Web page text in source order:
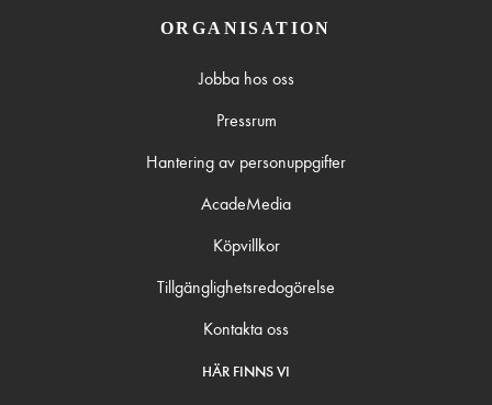
ORGANISATION
Jobba hos oss
Pressrum
Hantering av personuppgifter
AcadeMedia
Köpvillkor
Tillgänglighetsredogörelse
Kontakta oss
HÄR FINNS VI